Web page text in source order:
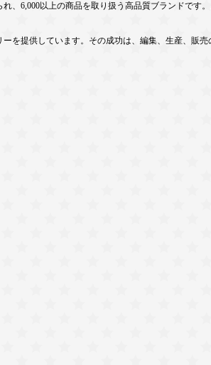
、6,000以上の商品を取り扱う高品質ブランドです
を提供しています。その成功は、編集、生産、販